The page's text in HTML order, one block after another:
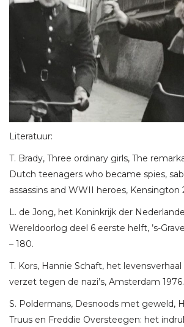
Literatuur:
T. Brady, Three ordinary girls, The
Dutch teenagers who became spies,
assassins and WWII heroes, Kensington
L. de Jong, het Koninkrijk der
Wereldoorlog deel 6 eerste helft, ’s-
– 180.
T. Kors, Hannie Schaft, het
verzet tegen de nazi’s, Amsterdam 1976.
S. Poldermans, Desnoods met geweld,
Truus en Freddie Oversteegen: het